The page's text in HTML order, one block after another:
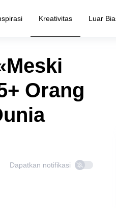
Kreativitas Luar
Orang
Dapatkan notifikasi